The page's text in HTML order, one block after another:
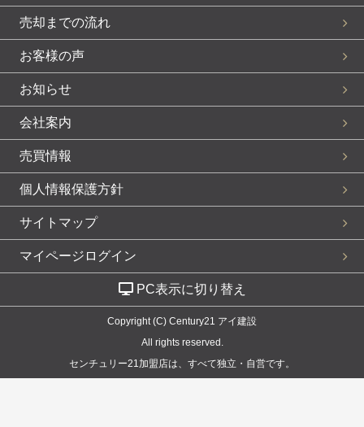
売却までの流れ
お客様の声
お知らせ
会社案内
売買情報
個人情報保護方針
サイトマップ
マイページログイン
PC表示に切り替え
Copyright (C) Century21 アイ建設
All rights reserved.
センチュリー21加盟店は、すべて独立・自営です。